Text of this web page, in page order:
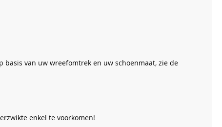
van uw wreefomtrek en uw schoenmaat, zie de
enkel te voorkomen!